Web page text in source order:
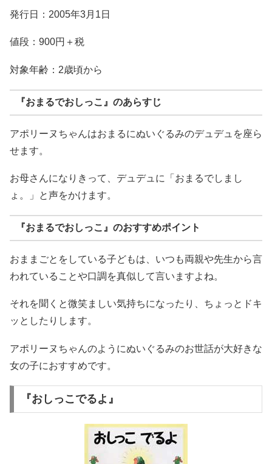
発行日：2005年3月1日
値段：900円＋税
対象年齢：2歳頃から
『おまるでおしっこ』のあらすじ
アポリーヌちゃんはおまるにぬいぐるみのデュデュを座ら
せます。
お母さんになりきって、デュデュに「おまるでしまし
ょ。」と声をかけます。
『おまるでおしっこ』のおすすめポイント
おままごとをしている子どもは、いつも両親や先生から言
われていることや口調を真似して言いますよね。
それを聞くと微笑ましい気持ちになったり、ちょっとドキ
ッとしたりします。
アポリーヌちゃんのようにぬいぐるみのお世話が大好きな
女の子におすすめです。
『おしっこでるよ』